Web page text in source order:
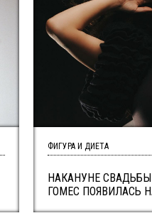
НАКАНУНЕ
ГОМЕС ПОЯВИЛАСЬ
ФИГУРА И ДИЕТА